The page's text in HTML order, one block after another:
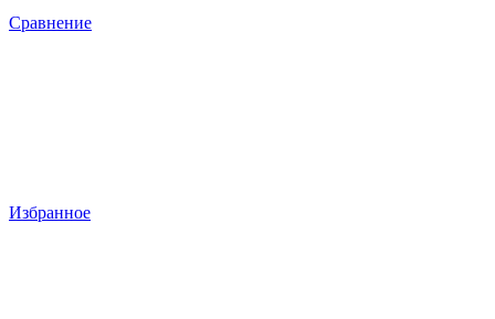
Сравнение
Избранное